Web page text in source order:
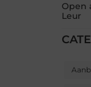
Open
Leur